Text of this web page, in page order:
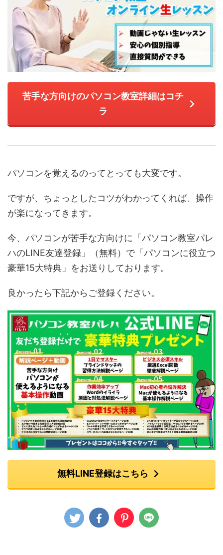
苦手な方向けのパソコン教室詳細はコチ
ラ
パソコンを覚えるのってとっても大変です。
ですが、ちょっとしたコツがわかってくれば、操作
が楽になってきます。
今、パソコンが苦手な方向けに「パソコン教室パレ
ハのLINE友達登録」（無料）で「パソコンに役立つ
豪華15大特典」をお送りしております。
良かったら下記からご登録ください。
無料LINE登録はこちら